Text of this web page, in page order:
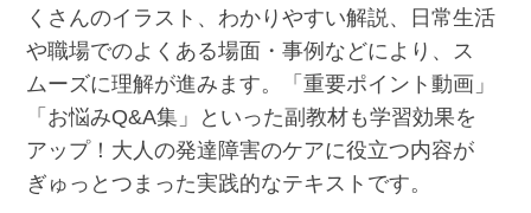
くさんのイラスト、わかりやすい解説、日常生活
や職場でのよくある場面・事例などにより、ス
ムーズに理解が進みます。「重要ポイント動画」
「お悩みQ&A集」といった副教材も学習効果を
アップ！大人の発達障害のケアに役立つ内容が
ぎゅっとつまった実践的なテキストです。